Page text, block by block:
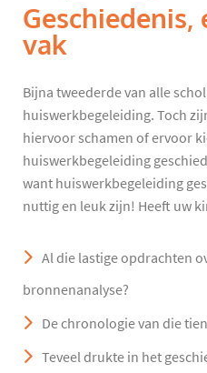
vak
Bijna tweederde van alle
huiswerkbegeleiding. Toch
hiervoor schamen of ervoor
huiswerkbegeleiding
want huiswerkbegeleiding
nuttig en leuk zijn! Heeft uw
Al die lastige opdrachten
bronnenanalyse?
De chronologie van die
Teveel drukte in het